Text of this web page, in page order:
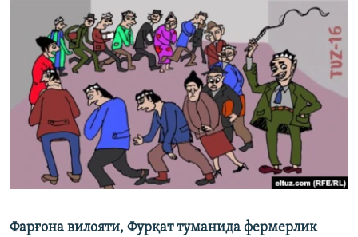
Озодлик бошқа тилларда
Фарғона вилояти, Фурқат туманида фермерлик